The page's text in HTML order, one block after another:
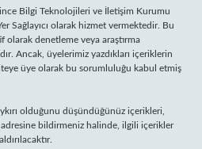
Bilgi Teknolojileri ve İletişim Kurumu
Sağlayıcı olarak hizmet vermektedir. Bu
denetleme veya araştırma
Ancak, üyelerimiz yazdıkları içeriklerin
üye olarak bu sorumluluğu kabul etmiş
olduğunu düşündüğünüz içerikleri,
adresine bildirmeniz halinde, ilgili içerikler